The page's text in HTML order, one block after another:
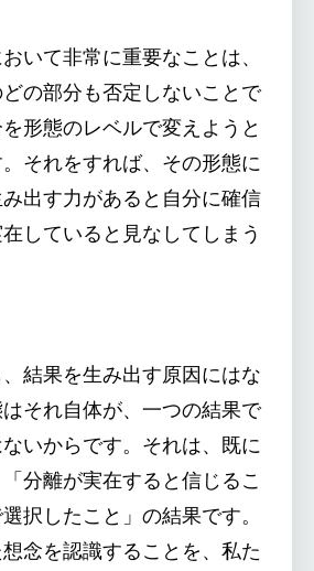
いて非常に重要なことは、
の部分も否定しないことで
形態のレベルで変えようと
それをすれば、その形態に
出す力があると自分に確信
していると見なしてしまう
結果を生み出す原因にはな
それ自体が、一つの結果で
いからです。それは、既に
分離が実在すると信じるこ
択したこと」の結果です。
念を認識することを、私た